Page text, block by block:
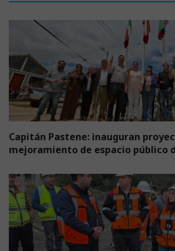
Capitán Pastene: inauguran
mejoramiento de espacio público